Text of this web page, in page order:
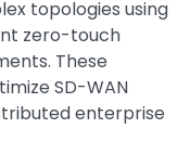
topologies using
zero-touch
These
SD-WAN
enterprise